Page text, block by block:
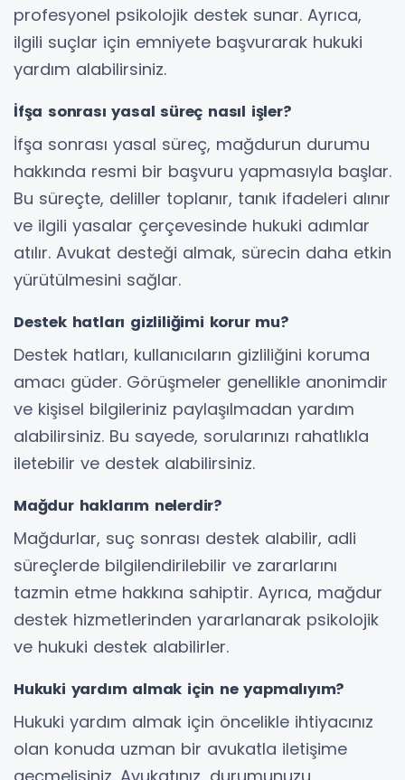
profesyonel psikolojik destek sunar. Ayrıca,
ilgili suçlar için emniyete başvurarak hukuki
yardım alabilirsiniz.
İfşa sonrası yasal süreç nasıl işler?
İfşa sonrası yasal süreç, mağdurun durumu
hakkında resmi bir başvuru yapmasıyla başlar.
Bu süreçte, deliller toplanır, tanık ifadeleri alınır
ve ilgili yasalar çerçevesinde hukuki adımlar
atılır. Avukat desteği almak, sürecin daha etkin
yürütülmesini sağlar.
Destek hatları gizliliğimi korur mu?
Destek hatları, kullanıcıların gizliliğini koruma
amacı güder. Görüşmeler genellikle anonimdir
ve kişisel bilgileriniz paylaşılmadan yardım
alabilirsiniz. Bu sayede, sorularınızı rahatlıkla
iletebilir ve destek alabilirsiniz.
Mağdur haklarım nelerdir?
Mağdurlar, suç sonrası destek alabilir, adli
süreçlerde bilgilendirilebilir ve zararlarını
tazmin etme hakkına sahiptir. Ayrıca, mağdur
destek hizmetlerinden yararlanarak psikolojik
ve hukuki destek alabilirler.
Hukuki yardım almak için ne yapmalıyım?
Hukuki yardım almak için öncelikle ihtiyacınız
olan konuda uzman bir avukatla iletişime